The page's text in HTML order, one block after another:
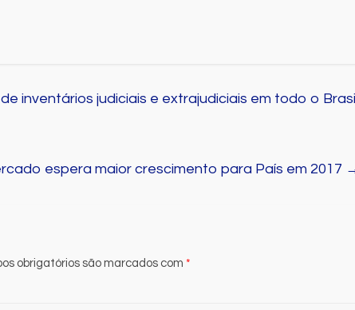
inventários judiciais e extrajudiciais em todo o
espera maior crescimento para País em 2017
obrigatórios são marcados com *